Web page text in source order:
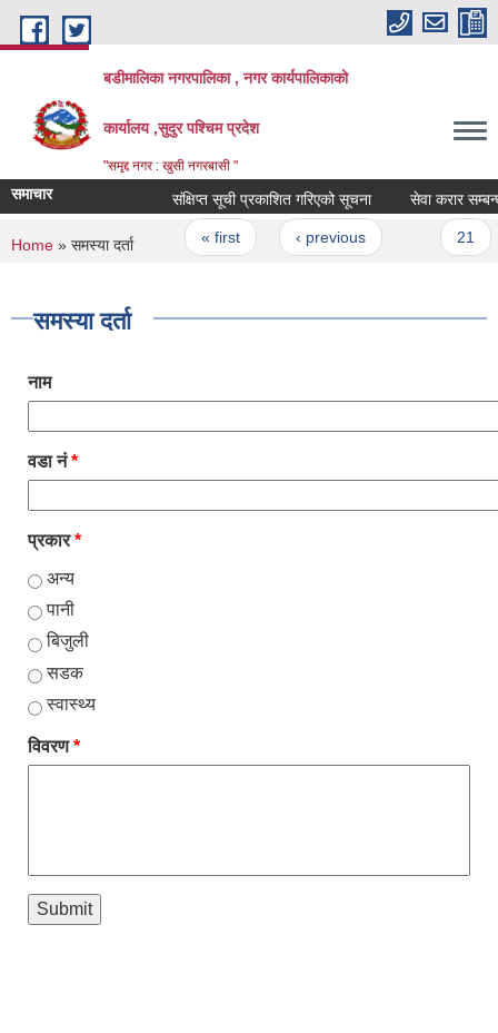
Skip to main content
बडीमालिका नगरपालिका , नगर कार्यपालिकाको
कार्यालय ,सुदुर पश्चिम प्रदेश
"समृद्द नगर : खुसी नगरबासी "
समाचार संक्षिप्त सूची प्रकाशित गरिएको सूचना
Pages
« first ‹ previous
You are here
Home » समस्या दर्ता
समस्या दर्ता
नाम
वडा नं*
प्रकार*
अन्य
पानी
बिजुली
सडक
स्वास्थ्य
विवरण*